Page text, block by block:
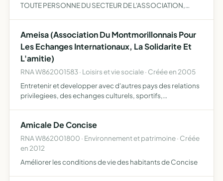
TOUTE PERSONNE DU SECTEUR DE L'ASSOCIATION,
Ameisa (Association Du Montmorillonnais Pour
Les Echanges Internationaux, La Solidarite Et
L'amitie)
RNA W862001583 · Loisirs et vie sociale · Créée en 2005
Entretenir et developper avec d'autres pays des relations
privilegiees, des echanges culturels, sportifs,
famille
Amicale De Concise
RNA W862001800 · Environnement et patrimoine · Créée
en 2012
Améliorer les conditions de vie des habitants de Concise